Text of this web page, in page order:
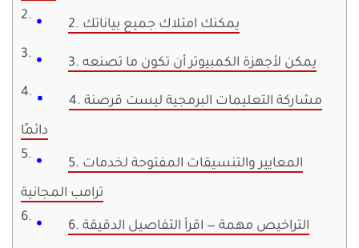
2. يمكنك امتلاك جميع بياناتك
3. يمكن لأجهزة الكمبيوتر أن تكون ما تصنعه
4. مشاركة التعليمات البرمجية ليست قرصنة
دائمًا
5. المعايير والتنسيقات المفتوحة لخدمات
ترامب المجانية
6. التراخيص مهمة — اقرأ التفاصيل الدقيقة